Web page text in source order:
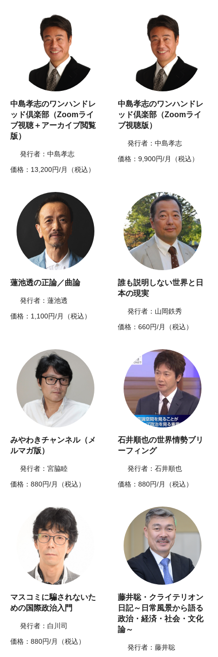
中島孝志のワンハンドレ
ッド倶楽部（Zoomライ
ブ視聴＋アーカイブ閲覧
版）
発行者：中島孝志
価格：13,200円/月（税込）
中島孝志のワンハンドレ
ッド倶楽部（Zoomライ
ブ視聴版）
発行者：中島孝志
価格：9,900円/月（税込）
蓮池透の正論／曲論
発行者：蓮池透
価格：1,100円/月（税込）
誰も説明しない世界と日
本の現実
発行者：山岡鉄秀
価格：660円/月（税込）
みやわきチャンネル（メ
ルマガ版）
発行者：宮脇睦
価格：880円/月（税込）
石井順也の世界情勢ブリ
ーフィング
発行者：石井順也
価格：880円/月（税込）
マスコミに騙されないた
めの国際政治入門
発行者：白川司
価格：880円/月（税込）
藤井聡・クライテリオン
日記～日常風景から語る
政治・経済・社会・文化
論～
発行者：藤井聡